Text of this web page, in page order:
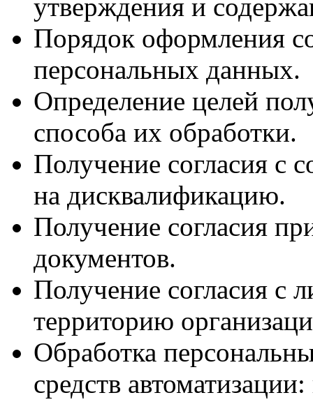
утверждения и
Порядок оформления
персональных данных.
Определение целей
способа их обработки.
Получение согласия с
на дисквалификацию.
Получение согласия
документов.
Получение согласия с
территорию
Обработка
средств